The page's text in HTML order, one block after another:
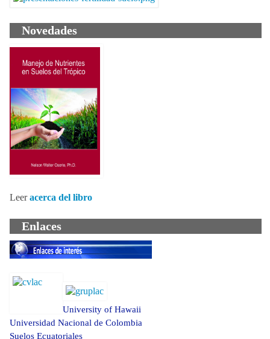
Novedades
Leeracerca del libro
Enlaces
University of Hawaii
Universidad Nacional de Colombia
Suelos Ecuatoriales